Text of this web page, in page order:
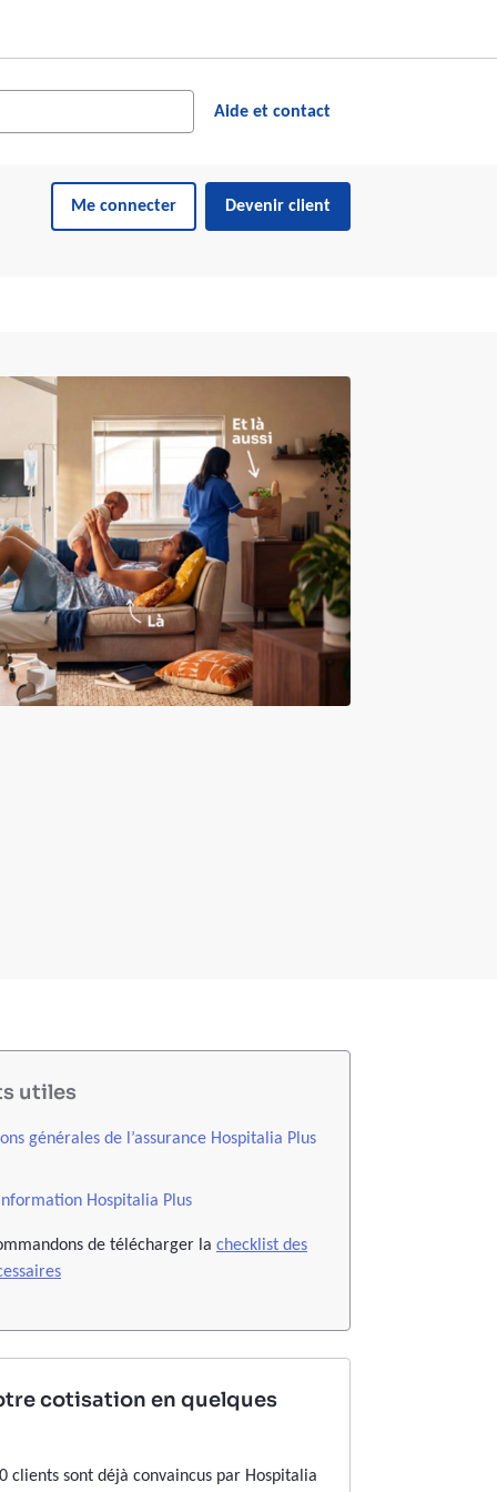
dans le site web
suggérés s'affichent dynamiquement sous le champ de
Aide et contact
Me connecter Devenir client
utiles
générales de l’assurance Hospitalia Plus
Hospitalia Plus
de télécharger la checklist des
cotisation en quelques
clients sont déjà convaincus par Hospitalia